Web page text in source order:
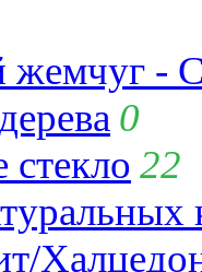
-
0
22